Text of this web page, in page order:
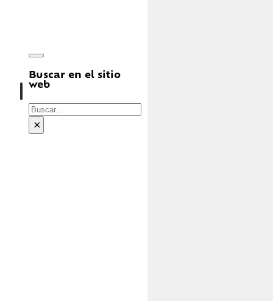
Buscar en el sitio
web
Buscar
×